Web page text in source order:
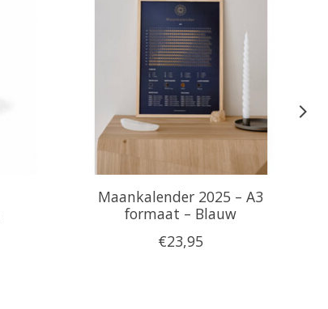
Maankalender 2025 – A3
formaat – Blauw
€23,95